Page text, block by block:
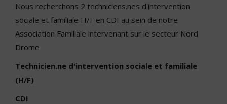
Nous recherchons 2 techniciens.nes d'intervention
sociale et familiale H/F en CDI au sein de notre
Association Familiale intervenant sur le secteur Nord
Drome
Technicien.ne d'intervention sociale et familiale
(H/F)
CDI